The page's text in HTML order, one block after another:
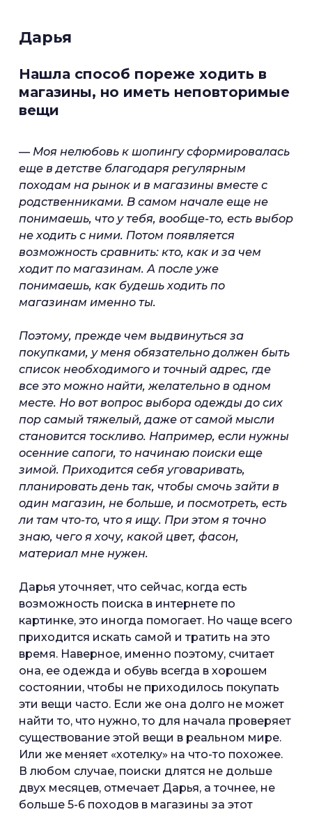
Дарья
Нашла способ пореже ходить в
магазины, но иметь неповторимые
вещи
— Моя нелюбовь к шопингу сформировалась
еще в детстве благодаря регулярным
походам на рынок и в магазины вместе с
родственниками. В самом начале еще не
понимаешь, что у тебя, вообще-то, есть выбор
не ходить с ними. Потом появляется
возможность сравнить: кто, как и за чем
ходит по магазинам. А после уже
понимаешь, как будешь ходить по
магазинам именно ты.
Поэтому, прежде чем выдвинуться за
покупками, у меня обязательно должен быть
список необходимого и точный адрес, где
все это можно найти, желательно в одном
месте. Но вот вопрос выбора одежды до сих
пор самый тяжелый, даже от самой мысли
становится тоскливо. Например, если нужны
осенние сапоги, то начинаю поиски еще
зимой. Приходится себя уговаривать,
планировать день так, чтобы смочь зайти в
один магазин, не больше, и посмотреть, есть
ли там что-то, что я ищу. При этом я точно
знаю, чего я хочу, какой цвет, фасон,
материал мне нужен.
Дарья уточняет, что сейчас, когда есть
возможность поиска в интернете по
картинке, это иногда помогает. Но чаще всего
приходится искать самой и тратить на это
время. Наверное, именно поэтому, считает
она, ее одежда и обувь всегда в хорошем
состоянии, чтобы не приходилось покупать
эти вещи часто. Если же она долго не может
найти то, что нужно, то для начала проверяет
существование этой вещи в реальном мире.
Или же меняет «хотелку» на что-то похожее.
В любом случае, поиски длятся не дольше
двух месяцев, отмечает Дарья, а точнее, не
больше 5-6 походов в магазины за этот